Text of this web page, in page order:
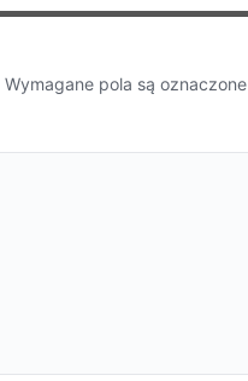
Wymagane pola są oznaczone